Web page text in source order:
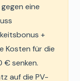
eine
+
Kosten für die
€ senken.
auf die PV-